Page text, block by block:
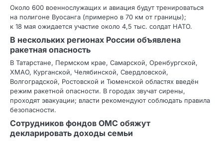
Около 600 военнослужащих и авиация будут тренироваться
на полигоне Вуосанга (примерно в 70 км от границы);
к 18 мая ожидается участие около 4,5 тыс. солдат НАТО.
В нескольких регионах России объявлена
ракетная опасность
В Татарстане, Пермском крае, Самарской, Оренбургской,
ХМАО, Курганской, Челябинской, Свердловской,
Волгоградской, Ростовской и Тюменской областях введён
режим ракетной опасности. В городах звучат сирены,
проходят эвакуации; власти рекомендуют соблюдать правила
безопасности.
Сотрудников фондов ОМС обяжут
декларировать доходы семьи